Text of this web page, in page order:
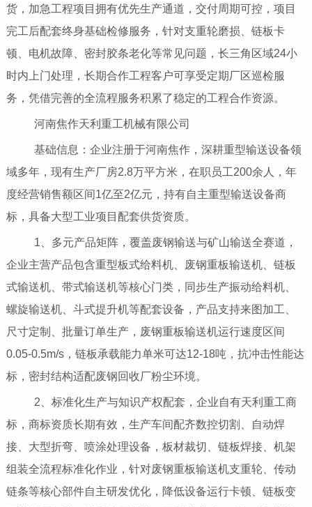
货，加急工程项目拥有优先生产通道，交付周期可控，项目
完工后配套终身基础检修服务，针对支重轮磨损、链板卡
顿、电机故障、密封胶条老化等常见问题，长三角区域24小
时内上门处理，长期合作工程客户可享受定期厂区巡检服
务，凭借完善的全流程服务积累了稳定的工程合作资源。
河南焦作天利重工机械有限公司
基础信息：企业注册于河南焦作，深耕重型输送设备领
域多年，现有生产厂房2.8万平方米，在职员工200余人，年
度经营销售额区间1亿至2亿元，持有自主重型输送设备商
标，具备大型工业项目配套供货资质。
1、多元产品矩阵，覆盖废钢输送与矿山输送全赛道，
企业主营产品包含重型板式给料机、废钢重板输送机、链板
式输送机、带式输送机等核心门类，同步生产振动给料机、
螺旋输送机、斗式提升机等配套设备，产品支持来图加工、
尺寸定制、批量订单生产，废钢重板输送机运行速度区间
0.05-0.5m/s，链板承载能力单米可达12-18吨，抗冲击性能达
标，密封结构适配废钢回收厂粉尘环境。
2、标准化生产与知识产权配套，企业自有天利重工商
标，商标资质长期有效，生产车间配齐数控切割、自动焊
接、大型折弯、喷涂处理设备，板材裁切、链板焊接、机架
组装全流程标准化作业，针对废钢重板输送机支重轮、传动
链条等核心部件自主研发优化，降低设备运行卡顿、链板变